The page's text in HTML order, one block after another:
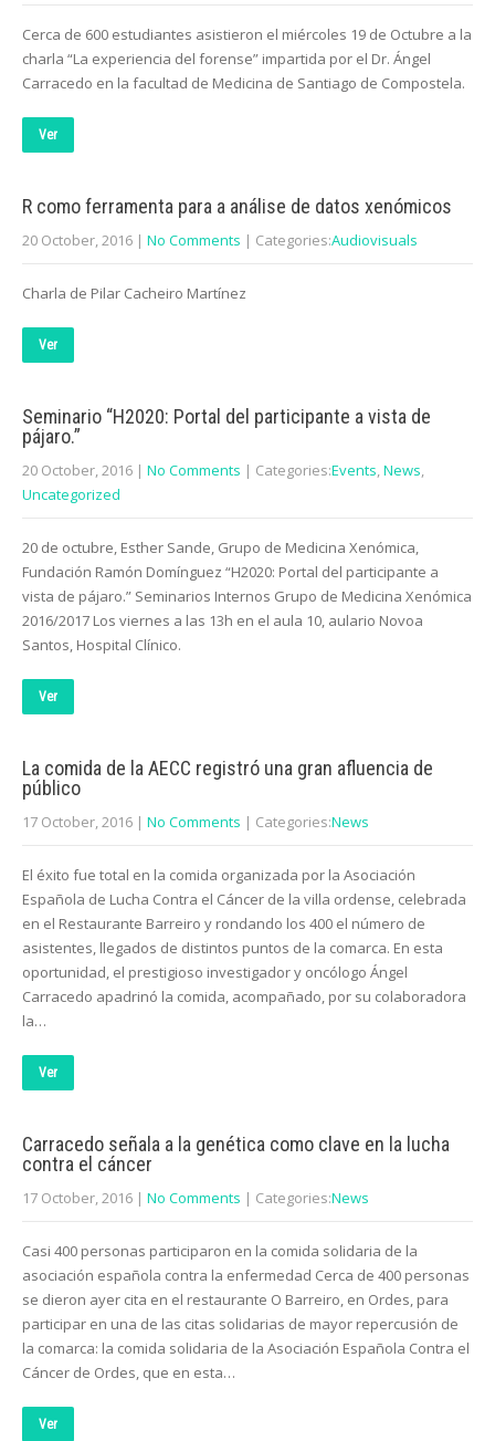
Cerca de 600 estudiantes asistieron el miércoles 19 de Octubre a la
charla “La experiencia del forense” impartida por el Dr. Ángel
Carracedo en la facultad de Medicina de Santiago de Compostela.
Ver
R como ferramenta para a análise de datos xenómicos
20 October, 2016 | No Comments | Categories:Audiovisuals
Charla de Pilar Cacheiro Martínez
Ver
Seminario “H2020: Portal del participante a vista de
pájaro.”
20 October, 2016 | No Comments | Categories:Events,News,
Uncategorized
20 de octubre, Esther Sande, Grupo de Medicina Xenómica,
Fundación Ramón Domínguez “H2020: Portal del participante a
vista de pájaro.” Seminarios Internos Grupo de Medicina Xenómica
2016/2017 Los viernes a las 13h en el aula 10, aulario Novoa
Santos, Hospital Clínico.
Ver
La comida de la AECC registró una gran afluencia de
público
17 October, 2016 | No Comments | Categories:News
El éxito fue total en la comida organizada por la Asociación
Española de Lucha Contra el Cáncer de la villa ordense, celebrada
en el Restaurante Barreiro y rondando los 400 el número de
asistentes, llegados de distintos puntos de la comarca. En esta
oportunidad, el prestigioso investigador y oncólogo Ángel
Carracedo apadrinó la comida, acompañado, por su colaboradora
la…
Ver
Carracedo señala a la genética como clave en la lucha
contra el cáncer
17 October, 2016 | No Comments | Categories:News
Casi 400 personas participaron en la comida solidaria de la
asociación española contra la enfermedad Cerca de 400 personas
se dieron ayer cita en el restaurante O Barreiro, en Ordes, para
participar en una de las citas solidarias de mayor repercusión de
la comarca: la comida solidaria de la Asociación Española Contra el
Cáncer de Ordes, que en esta…
Ver